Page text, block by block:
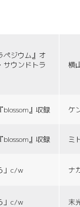
ペジウム』オ
サウンドトラ
横
blossom』収録 ケ
blossom』収録 ミ
」c/w ナ
」c/w 末